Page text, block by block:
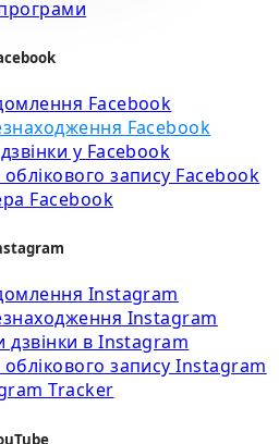
Facebook
Facebook
у Facebook
запису Facebook
Facebook
Instagram
Instagram
дзвінки в Instagram
запису Instagram
Tracker